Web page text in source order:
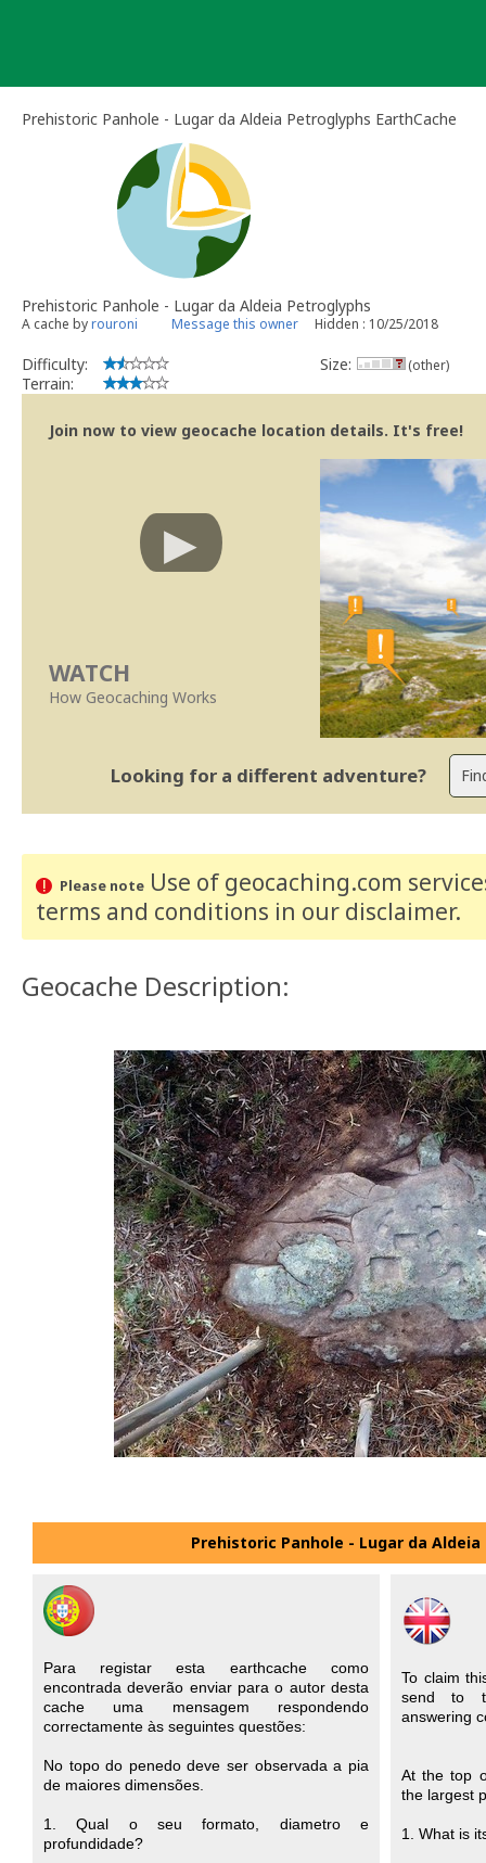
Prehistoric Panhole - Lugar da Aldeia Petroglyphs EarthCache
Prehistoric Panhole - Lugar da Aldeia Petroglyphs
A cache byrouroni Message this owner Hidden : 10/25/2018
Difficulty:
Terrain:
Size: (other)
Join now to view geocache location details. It's free!
WATCH
How Geocaching Works
Looking for a different adventure?
Please noteUse of geocaching.com
terms and conditions in our disclaimer.
Geocache Description:
Prehistoric Panhole - Lugar da
Para registar esta earthcache como
encontrada deverão enviar para o autor desta
cache uma mensagem respondendo
correctamente às seguintes questões:
No topo do penedo deve ser observada a pia
de maiores dimensões.
1. Qual o seu formato, diametro e
profundidade?
To claim
send to
answering
At the top
the largest
1. What is